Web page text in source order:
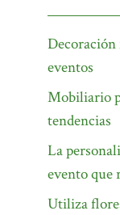
Decoración
eventos
Mobiliario
tendencias
La
evento que
Utiliza